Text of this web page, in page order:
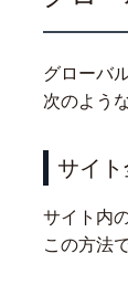
グローバ
次のよう
サイ
サイト内
この方法